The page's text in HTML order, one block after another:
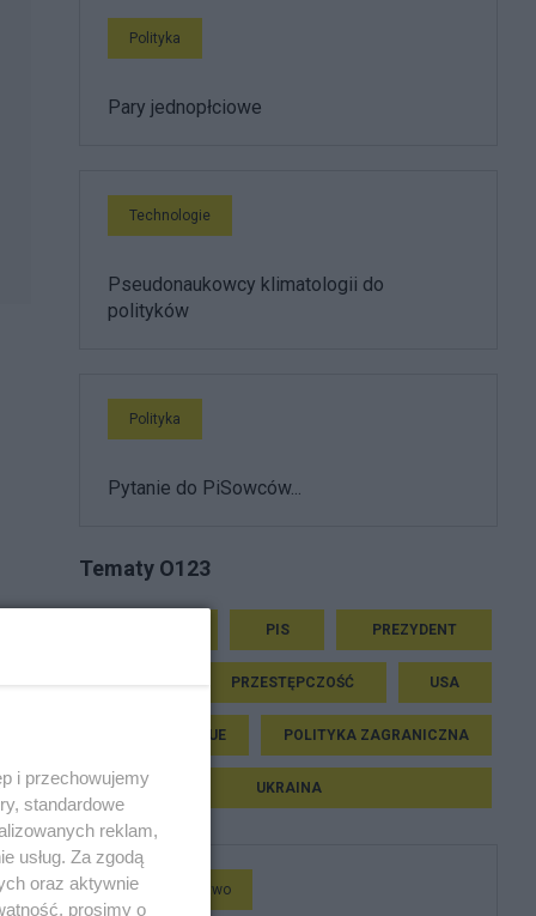
Polityka
Pary jednopłciowe
Technologie
Pseudonaukowcy klimatologii do
polityków
Polityka
Pytanie do PiSowców...
Tematy O123
PIS PREZYDENT
PRZESTĘPCZOŚĆ USA
UE POLITYKA ZAGRANICZNA
UKRAINA
Społeczeństwo
i przechowujemy
standardowe
reklam,
usług. Za zgodą
oraz aktywnie
prosimy o